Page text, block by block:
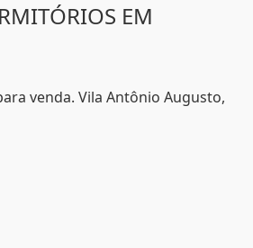
EM
venda. Vila Antônio Augusto,